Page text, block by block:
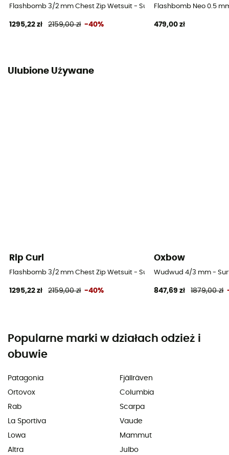
Flashbomb 3/2 mm Chest Zip Wetsuit - Surfing Kombinezony
1295,22 zł 2159,00 zł -40%
Flashbomb Neo 0.5
479,00 zł
Ulubione Używane
Rip Curl
Flashbomb 3/2 mm Chest Zip Wetsuit - Surfing Kombinezony
1295,22 zł 2159,00 zł -40%
Oxbow
Wudwud 4/3 mm -
847,69 zł 1879,00 zł
Popularne marki w działach odzież i
obuwie
Patagonia
Ortovox
Rab
La Sportiva
Lowa
Altra
Fjällräven
Columbia
Scarpa
Vaude
Mammut
Julbo